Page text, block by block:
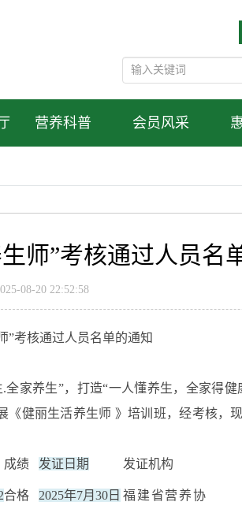
营养科普 会员风采
师”考核通过人员名
08-20 22:52:58
”考核通过人员名单的通知
全家养生”，打造“一人懂养生，全家得健
健丽生活养生师 》培训班，经考核，
成绩 发证日期 发证机构
合格 2025年7月30日 福建省营养协